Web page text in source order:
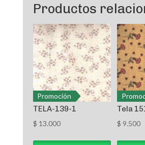
Productos
Promoción
TELA-139-1
$ 13.000
Tela
$ 9.500